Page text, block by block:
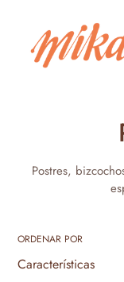
directamente
contenido
l
Postres,
ORDENAR POR